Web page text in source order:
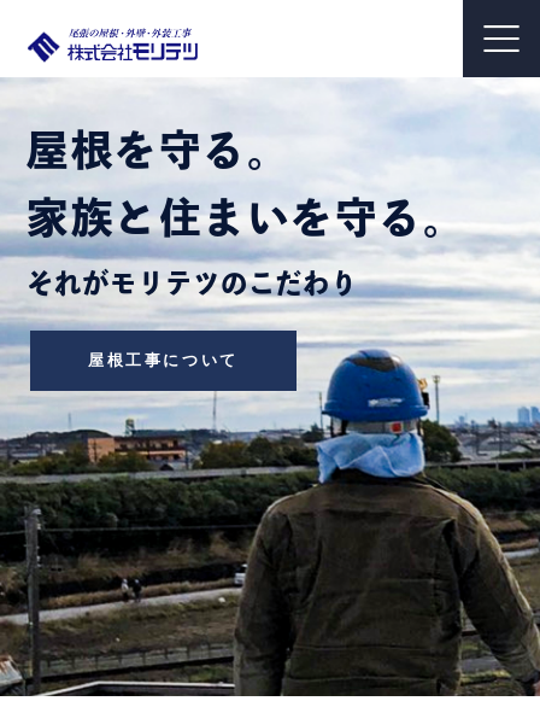
屋根を守る。
家族と住まいを守る。
それがモリテツのこだわり
屋根工事について
壁を守る。
家族の生活を守る。
それがモリテツの想い
外装塗装について